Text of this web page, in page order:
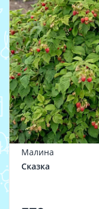
Малина
Сказка